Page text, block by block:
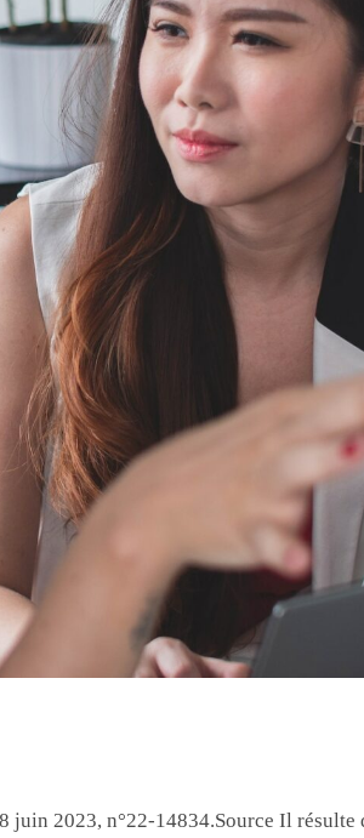
juin 2023, n°22-14834.Source Il